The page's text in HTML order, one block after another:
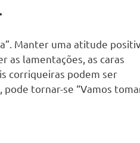
Manter uma atitude
as lamentações, as caras
corriqueiras podem ser
pode tornar-se “Vamos